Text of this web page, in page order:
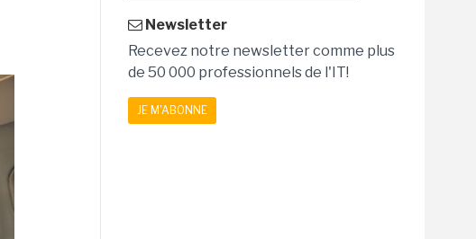
Newsletter
Recevez notre newsletter comme plus
de 50 000 professionnels de l'IT!
JE M'ABONNE